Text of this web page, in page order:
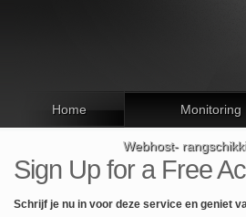
Home Monitoring
Webhost-
Sign Up for a Free
Schrijf je nu in voor deze service en geniet